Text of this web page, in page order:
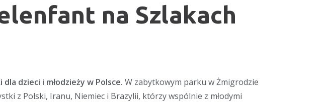
na Szlakach
dzieci i młodzieży w Polsce. W zabytkowym parku w Żmigrodzie
z Polski, Iranu, Niemiec i Brazylii, którzy wspólnie z młodymi